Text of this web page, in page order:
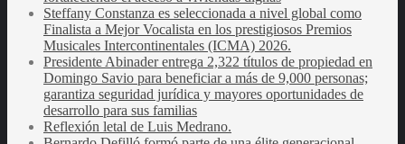
Steffany Constanza es seleccionada a nivel global como
Finalista a Mejor Vocalista en los prestigiosos Premios
Musicales Intercontinentales (ICMA) 2026.
Presidente Abinader entrega 2,322 títulos de propiedad en
Domingo Savio para beneficiar a más de 9,000 personas;
garantiza seguridad jurídica y mayores oportunidades de
desarrollo para sus familias
Reflexión letal de Luis Medrano.